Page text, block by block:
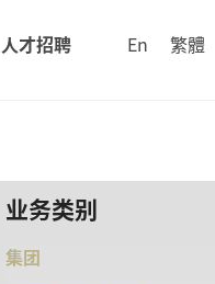
En 繁體
人才招聘
业务类别
集团